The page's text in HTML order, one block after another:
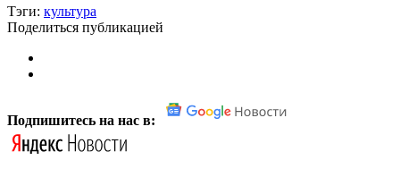
Тэги: культура
Поделиться публикацией
Подпишитесь на нас в: